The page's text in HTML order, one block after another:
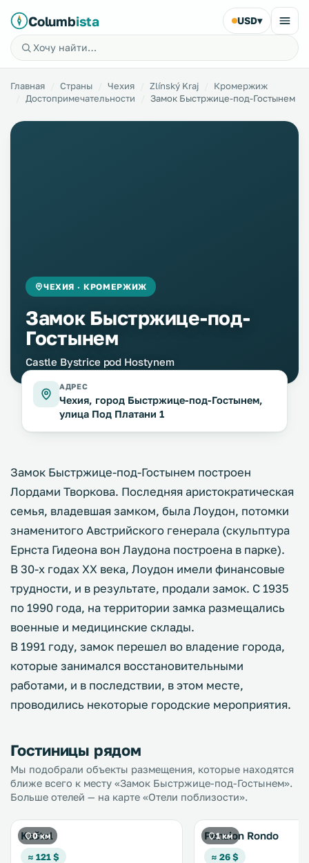
Columbista USD▾
Главная Страны Чехия Zlínský Kraj
Кромержиж
Достопримечательности
Замок Быстржице-под-Гостынем
ЧЕХИЯ · КРОМЕРЖИЖ
Замок Быстржице-под-
Гостынем
Castle Bystrice pod Hostynem
АДРЕС
Чехия, город Быстржице-под-Гостынем,
улица Под Платани 1
Замок Быстржице-под-Гостынем построен
Лордами Творкова. Последняя аристократическая
семья, владевшая замком, была Лоудон, потомки
знаменитого Австрийского генерала (скульптура
Ернста Гидеона вон Лаудона построена в парке).
В 30-х годах XX века, Лоудон имели финансовые
трудности, и в результате, продали замок. С 1935
по 1990 года, на территории замка размещались
военные и медицинские склады.
В 1991 году, замок перешел во владение города,
которые занимался восстановительными
работами, и в последствии, в этом месте,
проводились некоторые городские мероприятия.
Гостиницы рядом
Мы подобрали объекты размещения, которые находятся
ближе всего к месту «Замок Быстржице-под-Гостынем».
Больше отелей — на карте «Отели поблизости».
0 км
Kaštel
≈ 121 $
1 км
Penzion Rondo
≈ 26 $